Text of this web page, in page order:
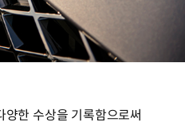
한 수상을 기록함으로써